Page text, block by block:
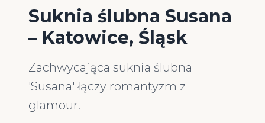
Suknia ślubna Susana
– Katowice, Śląsk
Zachwycająca suknia ślubna
'Susana' łączy romantyzm z
glamour.